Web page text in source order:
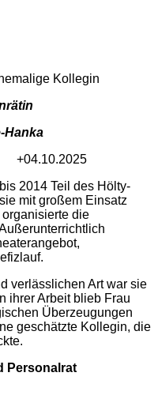
Kollegin
Hanka
2014 Teil des Hölty-
mit großem Einsatz
die
verlässlichen Art war sie
ihrer Arbeit blieb Frau
Überzeugungen
geschätzte Kollegin, die
Personalrat